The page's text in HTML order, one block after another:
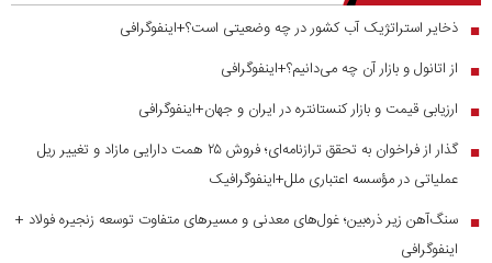
■ ذخایر استراتژیک آب کشور در چه وضعیتی است؟+اینفوگرافی
■ از اتانول و بازار آن چه می‌دانیم؟+اینفوگرافی
■ ارزیابی قیمت و بازار کنستانتره در ایران و جهان+اینفوگرافی
■
گذار از فراخوان به تحقق ترازنامه‌ای؛ فروش ۲۵ همت دارایی مازاد و تغییر ریل
عملیاتی در مؤسسه اعتباری ملل+اینفوگرافیک
■ سنگ‌آهن زیر ذره‌بین؛ غول‌های معدنی و مسیر‌های متفاوت توسعه زنجیره فولاد +
اینفوگرافی